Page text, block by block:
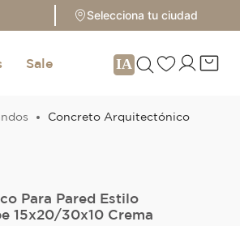
Selecciona tu ciudad
Sale
Concreto Arquitectónico
Para Pared Estilo
15x20/30x10 Crema